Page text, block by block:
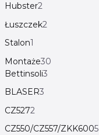
Hubster2
Łuszczek2
Stalon1
Montaże30
Bettinsoli3
BLASER3
CZ5272
CZ550/CZ557/ZKK6005